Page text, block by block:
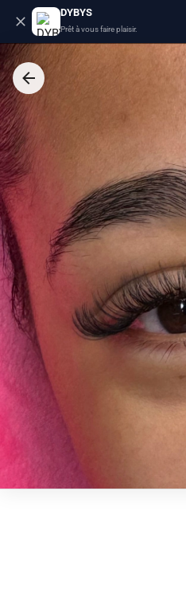
DYBYS
Prêt à vous faire plaisir.